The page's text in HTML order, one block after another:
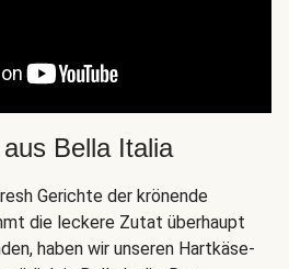
Bella Italia
Gerichte der krönende
die leckere Zutat überhaupt
haben wir unseren Hartkäse-